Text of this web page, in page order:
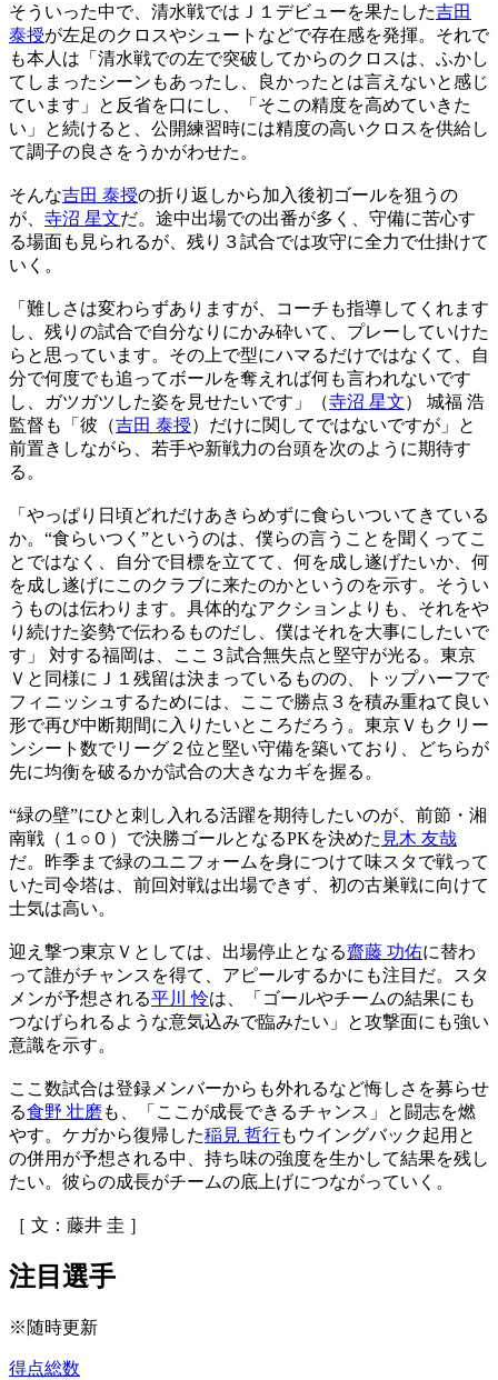
そういった中で、清水戦ではＪ１デビューを果たした吉田
泰授が左足のクロスやシュートなどで存在感を発揮。それで
も本人は「清水戦での左で突破してからのクロスは、ふかし
てしまったシーンもあったし、良かったとは言えないと感じ
ています」と反省を口にし、「そこの精度を高めていきた
い」と続けると、公開練習時には精度の高いクロスを供給し
て調子の良さをうかがわせた。
そんな吉田 泰授の折り返しから加入後初ゴールを狙うの
が、 寺沼 星文だ。途中出場での出番が多く、守備に苦心す
る場面も見られるが、残り３試合では攻守に全力で仕掛けて
いく。
「難しさは変わらずありますが、コーチも指導してくれます
し、残りの試合で自分なりにかみ砕いて、プレーしていけた
らと思っています。その上で型にハマるだけではなくて、自
分で何度でも追ってボールを奪えれば何も言われないです
し、ガツガツした姿を見せたいです」（寺沼 星文） 城福 浩
監督も「彼（吉田 泰授）だけに関してではないですが」と
前置きしながら、若手や新戦力の台頭を次のように期待す
る。
「やっぱり日頃どれだけあきらめずに食らいついてきている
か。“食らいつく”というのは、僕らの言うことを聞くってこ
とではなく、自分で目標を立てて、何を成し遂げたいか、何
を成し遂げにこのクラブに来たのかというのを示す。そうい
うものは伝わります。具体的なアクションよりも、それをや
り続けた姿勢で伝わるものだし、僕はそれを大事にしたいで
す」 対する福岡は、ここ３試合無失点と堅守が光る。東京
Ｖと同様にＪ１残留は決まっているものの、トップハーフで
フィニッシュするためには、ここで勝点３を積み重ねて良い
形で再び中断期間に入りたいところだろう。東京Ｖもクリー
ンシート数でリーグ２位と堅い守備を築いており、どちらが
先に均衡を破るかが試合の大きなカギを握る。
“緑の壁”にひと刺し入れる活躍を期待したいのが、前節・湘
南戦（１○０）で決勝ゴールとなるPKを決めた 見木 友哉
だ。昨季まで緑のユニフォームを身につけて味スタで戦って
いた司令塔は、前回対戦は出場できず、初の古巣戦に向けて
士気は高い。
迎え撃つ東京Ｖとしては、出場停止となる齋藤 功佑に替わ
って誰がチャンスを得て、アピールするかにも注目だ。スタ
メンが予想される平川 怜は、「ゴールやチームの結果にも
つなげられるような意気込みで臨みたい」と攻撃面にも強い
意識を示す。
ここ数試合は登録メンバーからも外れるなど悔しさを募らせ
る食野 壮磨 も、「ここが成長できるチャンス」と闘志を燃
やす。ケガから復帰した稲見 哲行もウイングバック起用と
の併用が予想される中、持ち味の強度を生かして結果を残し
たい。彼らの成長がチームの底上げにつながっていく。
［ 文：藤井 圭 ］
注目選手
※随時更新
得点総数